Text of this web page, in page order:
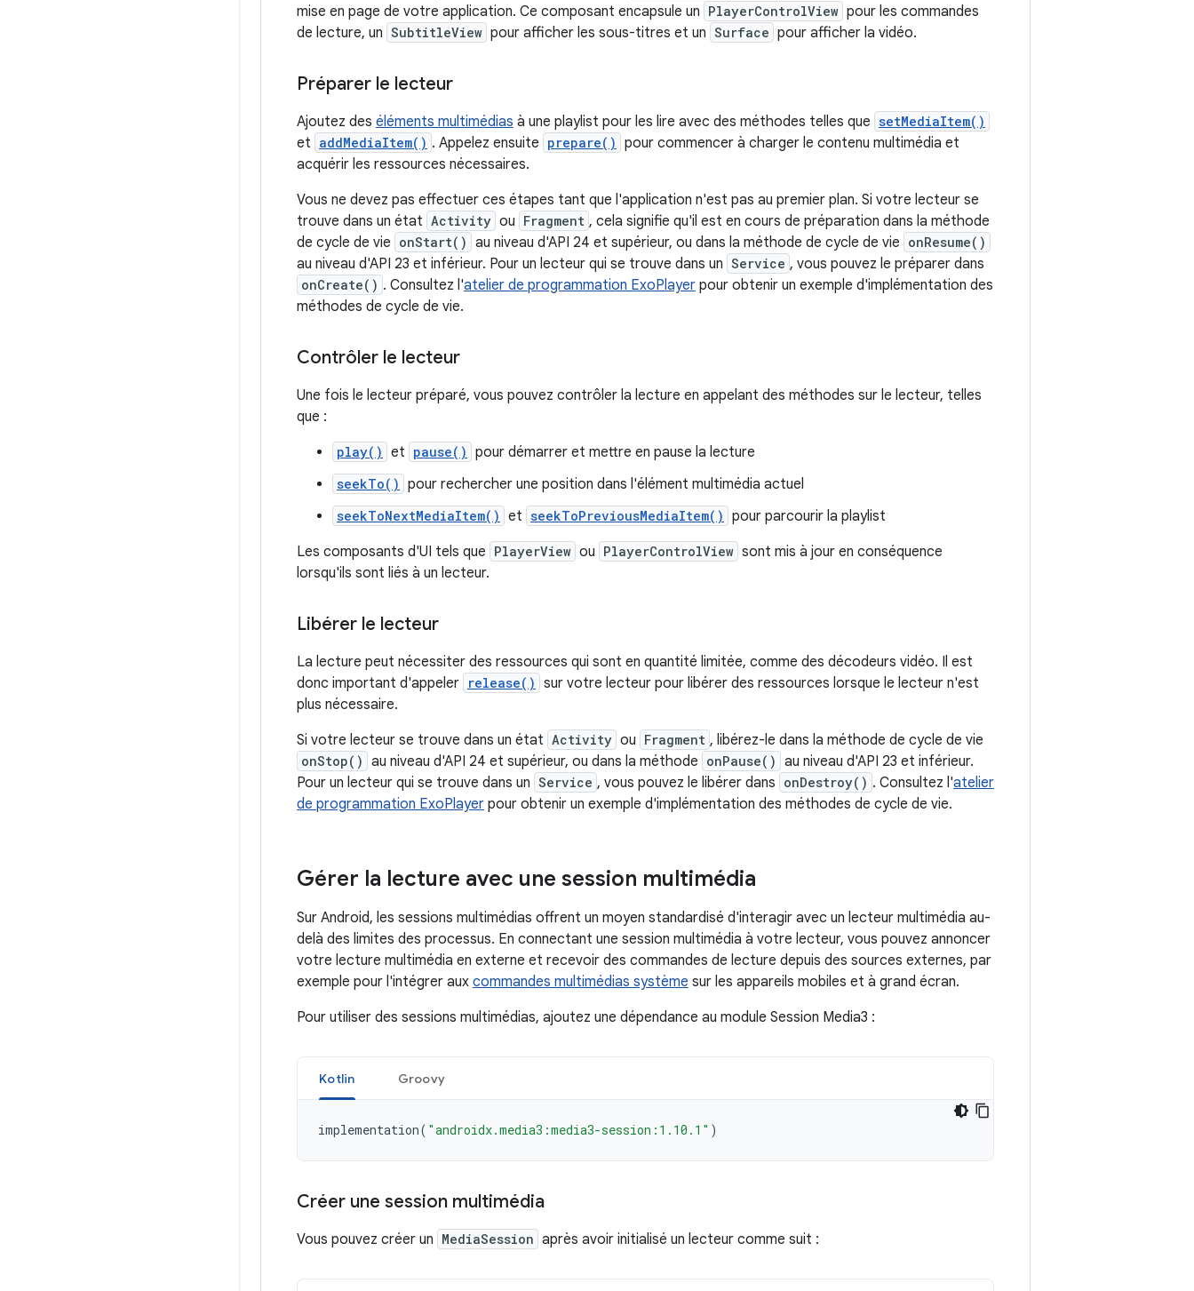
mise en page de votre application. Ce composant encapsule un PlayerControlView pour les commandes
de lecture, un SubtitleView pour afficher les sous-titres et un Surface pour afficher la vidéo.
Préparer le lecteur
Ajoutez des éléments multimédias à une playlist pour les lire avec des méthodes telles que setMediaItem()
et addMediaItem() . Appelez ensuite prepare() pour commencer à charger le contenu multimédia et
acquérir les ressources nécessaires.
Vous ne devez pas effectuer ces étapes tant que l'application n'est pas au premier plan. Si votre lecteur se
trouve dans un état Activity ou Fragment , cela signifie qu'il est en cours de préparation dans la méthode
de cycle de vie onStart() au niveau d'API 24 et supérieur, ou dans la méthode de cycle de vie onResume()
au niveau d'API 23 et inférieur. Pour un lecteur qui se trouve dans un Service , vous pouvez le préparer dans
onCreate() . Consultez l'atelier de programmation ExoPlayer pour obtenir un exemple d'implémentation des
méthodes de cycle de vie.
Contrôler le lecteur
Une fois le lecteur préparé, vous pouvez contrôler la lecture en appelant des méthodes sur le lecteur, telles
que :
play() et pause() pour démarrer et mettre en pause la lecture
seekTo() pour rechercher une position dans l'élément multimédia actuel
seekToNextMediaItem() et seekToPreviousMediaItem() pour parcourir la playlist
Les composants d'UI tels que PlayerView ou PlayerControlView sont mis à jour en conséquence
lorsqu'ils sont liés à un lecteur.
Libérer le lecteur
La lecture peut nécessiter des ressources qui sont en quantité limitée, comme des décodeurs vidéo. Il est
donc important d'appeler release() sur votre lecteur pour libérer des ressources lorsque le lecteur n'est
plus nécessaire.
Si votre lecteur se trouve dans un état Activity ou Fragment , libérez-le dans la méthode de cycle de vie
onStop() au niveau d'API 24 et supérieur, ou dans la méthode onPause() au niveau d'API 23 et inférieur.
Pour un lecteur qui se trouve dans un Service , vous pouvez le libérer dans onDestroy() . Consultez l'atelier
de programmation ExoPlayer pour obtenir un exemple d'implémentation des méthodes de cycle de vie.
Gérer la lecture avec une session multimédia
Sur Android, les sessions multimédias offrent un moyen standardisé d'interagir avec un lecteur multimédia au-
delà des limites des processus. En connectant une session multimédia à votre lecteur, vous pouvez annoncer
votre lecture multimédia en externe et recevoir des commandes de lecture depuis des sources externes, par
exemple pour l'intégrer aux commandes multimédias système sur les appareils mobiles et à grand écran.
Pour utiliser des sessions multimédias, ajoutez une dépendance au module Session Media3 :
Kotlin Groovy
implementation( "androidx.media3:media3-session:1.10.1" )
Créer une session multimédia
Vous pouvez créer un MediaSession après avoir initialisé un lecteur comme suit :